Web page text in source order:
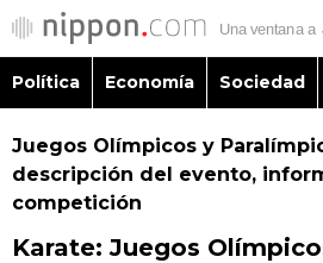
Política Economía Sociedad
Juegos Olímpicos y
descripción del evento,
competición
Karate: Juegos